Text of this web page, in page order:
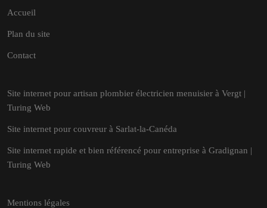
Accueil
Plan du site
Contact
Site internet pour artisan plombier électricien menuisier à Vergt |
Turing Web
Site internet pour couvreur à Sarlat-la-Canéda
Site internet rapide et bien référencé pour entreprise à Gradignan |
Turing Web
Mentions légales